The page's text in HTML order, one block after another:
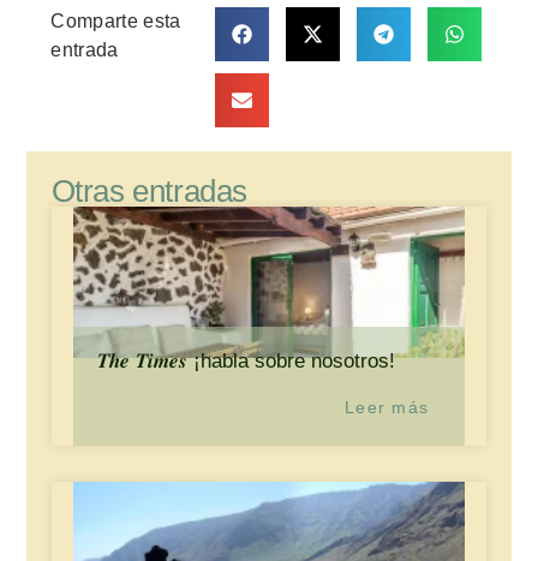
Comparte esta
entrada
Otras entradas
𝑻𝒉𝒆 𝑻𝒊𝒎𝒆𝒔 ¡habla sobre nosotros!
Leer más